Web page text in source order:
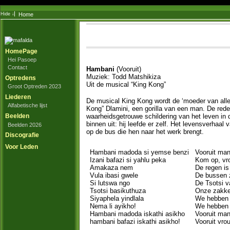
Home
HomePage
Hei Pasoep
Contact
Optredens
Groot Optreden 2023
Liederen
Alfabetische lijst
Beelden
Beelden 2026
Discografie
Voor Leden
Hambani (Vooruit)
Muziek: Todd Matshikiza
Uit de musical “King Kong”
De musical King Kong wordt de ‘moeder van
Kong” Dlamini, een gorilla van een man. De
waarheidsgetrouwe schildering van het leven
binnen uit: hij leefde er zelf. Het levensverhaal
op de bus die hen naar het werk brengt.
Hambani madoda si yemse benzi
Izani bafazi si yahlu peka
Amakaza nem
Vula ibasi gwele
Si lutswa ngo
Tsotsi basikuthuza
Siyaphela yindlala
Nema li ayikho!
Hambani madoda iskathi asikho
hambani bafazi iskathi asikho!
Vooruit
Kom op,
De regen
De bussen
De Tsotsi
Onze
We hebben
We
Vooruit
Vooruit